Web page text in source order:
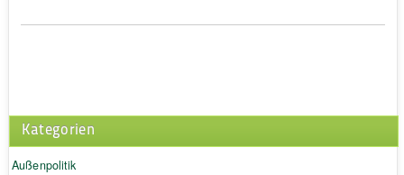
Kategorien
Außenpolitik